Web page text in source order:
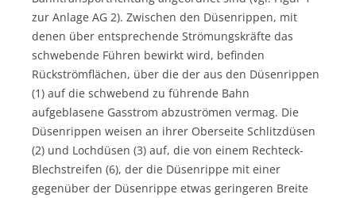
zur Anlage AG 2). Zwischen den Düsenrippen, mit
denen über entsprechende Strömungskräfte das
schwebende Führen bewirkt wird, befinden
Rückströmflächen, über die der aus den Düsenrippen
(1) auf die schwebend zu führende Bahn
aufgeblasene Gasstrom abzuströmen vermag. Die
Düsenrippen weisen an ihrer Oberseite Schlitzdüsen
(2) und Lochdüsen (3) auf, die von einem Rechteck-
Blechstreifen (6), der die Düsenrippe mit einer
gegenüber der Düsenrippe etwas geringeren Breite